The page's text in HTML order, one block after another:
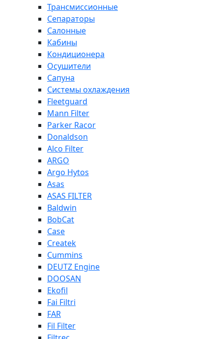
Трансмиссионные
Сепараторы
Салонные
Кабины
Кондиционера
Осушители
Сапуна
Системы охлаждения
Fleetguard
Mann Filter
Parker Racor
Donaldson
Alco Filter
ARGO
Argo Hytos
Asas
ASAS FILTER
Baldwin
BobCat
Case
Createk
Cummins
DEUTZ Engine
DOOSAN
Ekofil
Fai Filtri
FAR
Fil Filter